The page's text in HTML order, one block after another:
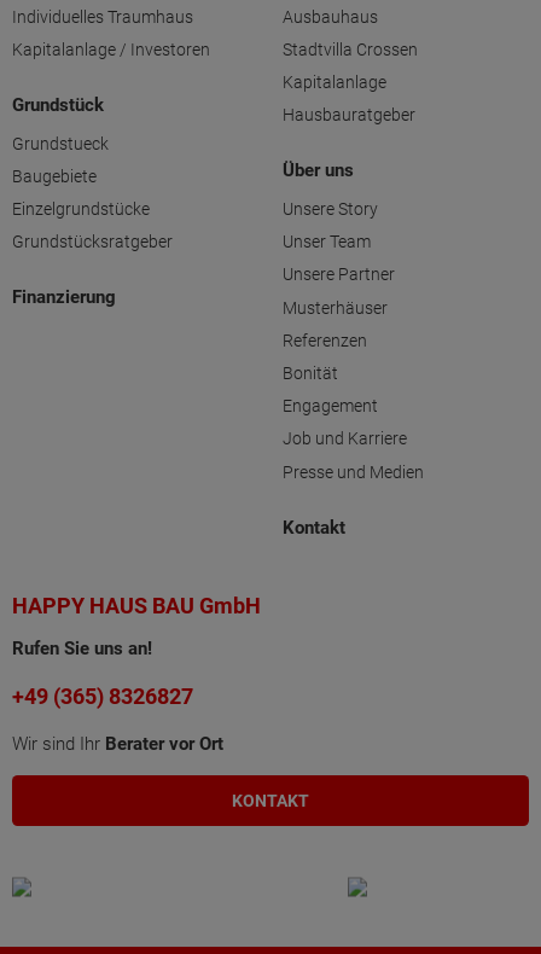
Individuelles Traumhaus
Kapitalanlage / Investoren
Grundstück
Grundstueck
Baugebiete
Einzelgrundstücke
Grundstücksratgeber
Finanzierung
Ausbauhaus
Stadtvilla Crossen
Kapitalanlage
Hausbauratgeber
Über uns
Unsere Story
Unser Team
Unsere Partner
Musterhäuser
Referenzen
Bonität
Engagement
Job und Karriere
Presse und Medien
Kontakt
HAPPY HAUS BAU GmbH
Rufen Sie uns an!
+49 (365) 8326827
Wir sind Ihr Berater vor Ort
KONTAKT